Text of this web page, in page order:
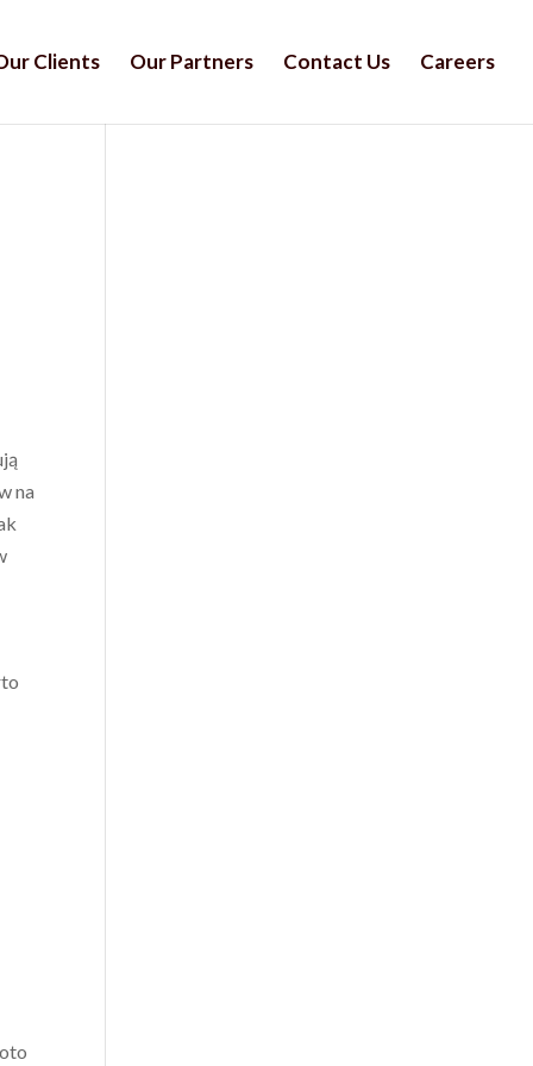
Clients Our Partners Contact Us Careers
na